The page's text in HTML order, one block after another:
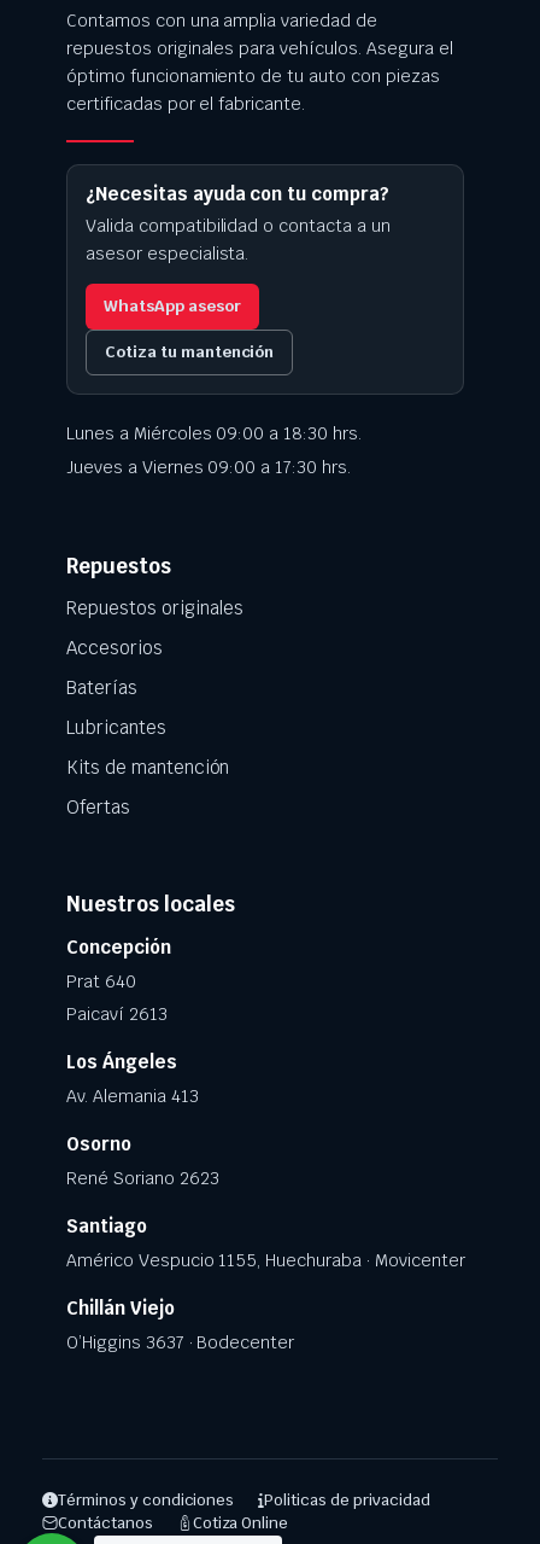
Contamos con una amplia variedad de
repuestos originales para vehículos. Asegura el
óptimo funcionamiento de tu auto con piezas
certificadas por el fabricante.
¿Necesitas ayuda con tu compra?
Valida compatibilidad o contacta a un
asesor especialista.
WhatsApp asesor
Cotiza tu mantención
Lunes a Miércoles 09:00 a 18:30 hrs.
Jueves a Viernes 09:00 a 17:30 hrs.
Repuestos
Repuestos originales
Accesorios
Baterías
Lubricantes
Kits de mantención
Ofertas
Nuestros locales
Concepción
Prat 640
Paicaví 2613
Los Ángeles
Av. Alemania 413
Osorno
René Soriano 2623
Santiago
Américo Vespucio 1155, Huechuraba · Movicenter
Chillán Viejo
O’Higgins 3637 · Bodecenter
Términos y condiciones
Politicas de privacidad
Contáctanos
Cotiza Online